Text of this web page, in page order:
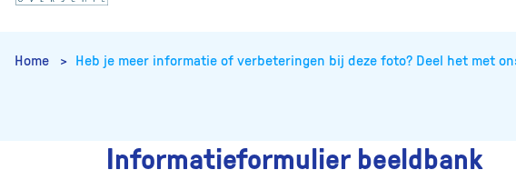
Home Heb je meer informatie of verbeteringen bij deze foto? Deel het met
Informatieformulier beeldbank